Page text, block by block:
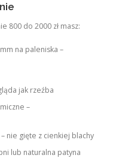
800 do 2000 zł masz:
na paleniska –
jak rzeźba
–
nie gięte z cienkiej blachy
lub naturalna patyna